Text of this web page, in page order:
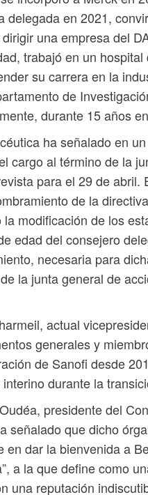
delegada en 2021,
una empresa del
trabajó en un
su carrera en la
de
durante 15 años
ha señalado en
cargo al término de la
para el 29 de abril.
de la
la modificación de los
edad del consejero
necesaria para
la junta general de
actual
generales y
de Sanofi desde
durante la
presidente del
señalado que dicho
en dar la bienvenida a
a la que define como
una reputación